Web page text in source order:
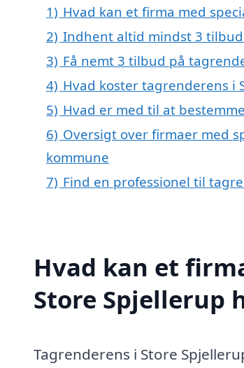
1) Hvad kan et firma med
2) Indhent altid mindst 3
3) Få nemt 3 tilbud på
4) Hvad koster tagrenderens i
5) Hvad er med til at
6) Oversigt over firmaer med
kommune
7) Find en professionel til
Hvad kan et
Store Spjellerup
Tagrenderens i Store